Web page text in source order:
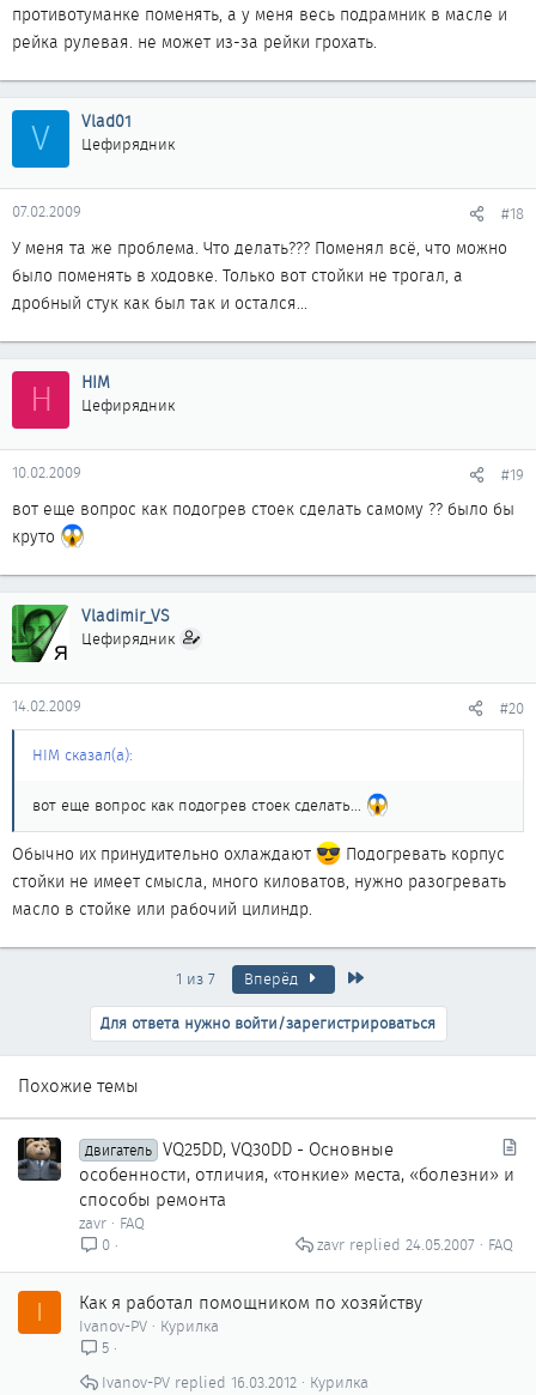
противотуманке поменять, а у меня весь подрамник в масле и
рейка рулевая. не может из-за рейки грохать.
V Vlad01
Цефирядник
07.02.2009 #18
У меня та же проблема. Что делать??? Поменял всё, что можно
было поменять в ходовке. Только вот стойки не трогал, а
дробный стук как был так и остался...
H HIM
Цефирядник
10.02.2009 #19
вот еще вопрос как подогрев стоек сделать самому ?? было бы
круто
Vladimir_VS
Цефирядник
14.02.2009 #20
HIM сказал(а):
вот еще вопрос как подогрев стоек сделать...
Обычно их принудительно охлаждают
Подогревать корпус
стойки не имеет смысла, много киловатов, нужно разогревать
масло в стойке или рабочий цилиндр.
1 из 7 Вперёд
Для ответа нужно войти/зарегистрироваться
Похожие темы
Двигатель VQ25DD, VQ30DD - Основные
особенности, отличия, «тонкие» места, «болезни» и
способы ремонта
zavr
FAQ
0
FAQ
24.05.2007
zavr
I Как я работал помощником по хозяйству
Ivanov-PV
Курилка
5
Курилка
16.03.2012
Ivanov-PV